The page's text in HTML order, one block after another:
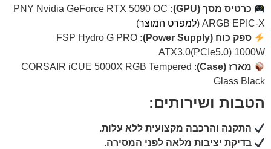
כרטיס מסך (GPU):
PNY Nvidia GeForce RTX 5090 OC
ARGB EPIC-X ( למפרט המוצר)
ספק כוח (Power Supply):
FSP Hydro G PRO
ATX3.0(PCIe5.0) 1000W
מארז (Case)
: CORSAIR iCUE 5000X RGB Tempered
Glass Black
הטבות ושירותים:
התקנה והרכבה מקצועית ללא עלות.
בדיקת יציבות מלאה לפני המסירה.